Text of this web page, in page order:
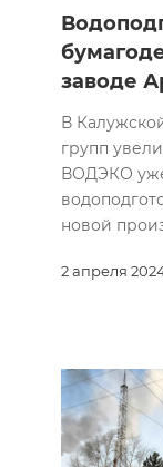
2 апреля
заводе
В
групп
ВОДЭКО
новой